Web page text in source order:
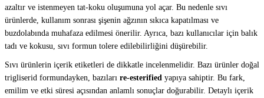
azaltır ve istenmeyen tat-koku oluşumuna yol açar. Bu nedenle sıvı
ürünlerde, kullanım sonrası şişenin ağzının sıkıca kapatılması ve
buzdolabında muhafaza edilmesi önerilir. Ayrıca, bazı kullanıcılar için balık
tadı ve kokusu, sıvı formun tolere edilebilirliğini düşürebilir.
Sıvı ürünlerin içerik etiketleri de dikkatle incelenmelidir. Bazı ürünler doğal
trigliserid formundayken, bazıları re-esterified yapıya sahiptir. Bu fark,
emilim ve etki süresi açısından anlamlı sonuçlar doğurabilir. Detaylı içerik